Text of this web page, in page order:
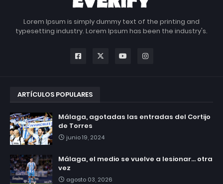
Lorem Ipsum is simply dummy text of the printing and
typesetting industry. Lorem Ipsum has been the industry's.
ARTÍCULOS POPULARES
Málaga, agotadas las entradas del Cortijo
de Torres
junio 19, 2024
Málaga, el medio se vuelve a lesionar... otra
vez
agosto 03, 2026